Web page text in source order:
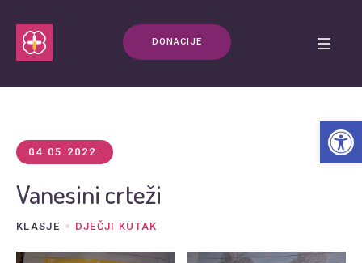
DONACIJE
04.05.2022.
Vanesini crteži
KLASJE DJEČJI KUTAK